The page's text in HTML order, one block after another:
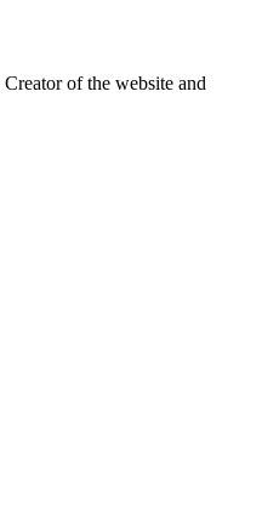
Creator of the website and